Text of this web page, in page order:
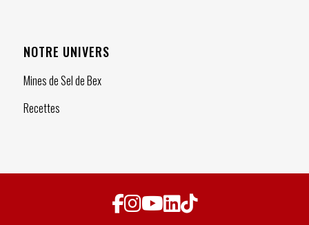
NOTRE UNIVERS
Mines de Sel de Bex
Recettes